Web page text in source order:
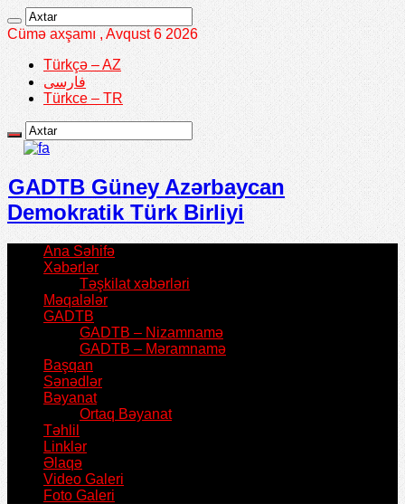
Cümə axşamı , Avqust 6 2026
Türkçə – AZ
فارسی
Türkce – TR
GADTB Güney Azərbaycan
Demokratik Türk Birliyi
Ana Səhifə
Xəbərlər
Təşkilat xəbərləri
Məqalələr
GADTB
GADTB – Nizamnamə
GADTB – Məramnamə
Başqan
Sənədlər
Bəyanat
Ortaq Bəyanat
Təhlil
Linklər
Əlaqə
Video Galeri
Foto Galeri